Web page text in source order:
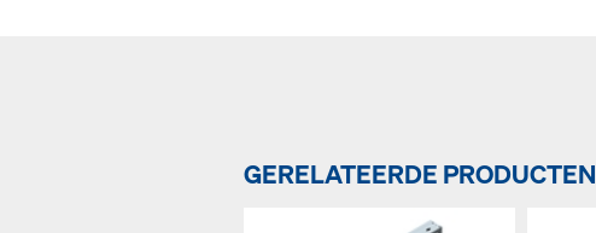
GERELATEERDE PRODUCTEN